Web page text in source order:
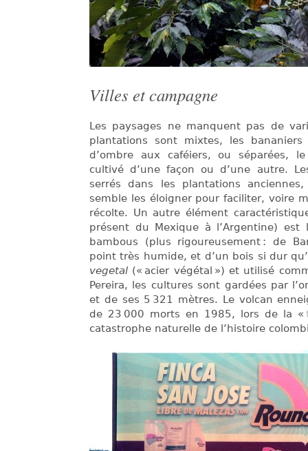
Villes et campagne
Les paysages ne manquent pas de
plantations sont mixtes, les
d’ombre aux caféiers, ou séparées,
cultivé d’une façon ou d’une autre.
serrés dans les plantations anciennes,
semble les éloigner pour faciliter, voire
récolte. Un autre élément
présent du Mexique à l’Argentine)
bambous (plus rigoureusement : de
point très humide, et d’un bois si dur
vegetal (« acier végétal ») et utilisé
Pereira, les cultures sont gardées par
et de ses 5 321 mètres. Le volcan
de 23 000 morts en 1985, lors de la «
catastrophe naturelle de l’histoire